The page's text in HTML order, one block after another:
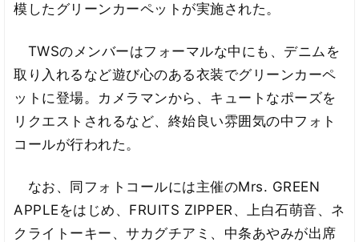
模したグリーンカーペットが実施された。
TWSのメンバーはフォーマルな中にも、デニムを
取り入れるなど遊び心のある衣装でグリーンカーペ
ットに登場。カメラマンから、キュートなポーズを
リクエストされるなど、終始良い雰囲気の中フォト
コールが行われた。
なお、同フォトコールには主催のMrs. GREEN
APPLEをはじめ、FRUITS ZIPPER、上白石萌音、ネ
クライトーキー、サカグチアミ、中条あやみが出席